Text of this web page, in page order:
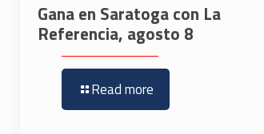
Gana en Saratoga con La
Referencia, agosto 8
Read more